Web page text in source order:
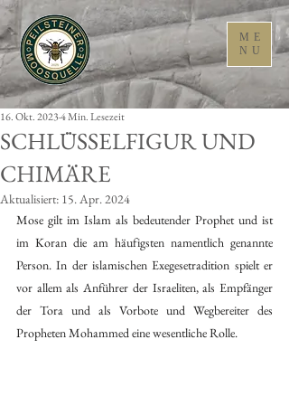
ME
NU
SCHLÜSSELFIGUR UND
CHIMÄRE
16. Okt. 20234 Min. Lesezeit
Aktualisiert: 15. Apr. 2024
Mose gilt im Islam als bedeutender Prophet und ist
im Koran die am häufigsten namentlich genannte
Person. In der islamischen Exegesetradition spielt er
vor allem als Anführer der Israeliten, als Empfänger
der Tora und als Vorbote und Wegbereiter des
Propheten Mohammed eine wesentliche Rolle.